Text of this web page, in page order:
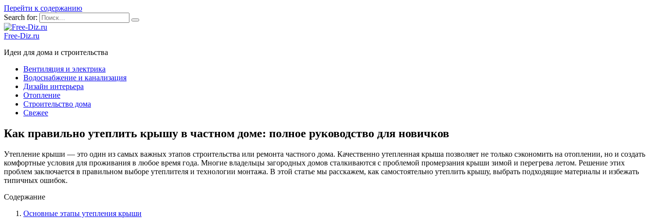
Перейти к содержанию
Search for:
Free-Diz.ru
Идеи для дома и строительства
Вентиляция и электрика
Водоснабжение и канализация
Дизайн интерьера
Отопление
Строительство дома
Свежее
Как правильно утеплить крышу в частном доме: полное руководство для новичков
Утепление крыши — это один из самых важных этапов строительства или ремонта частного дома. Качественно утепленная крыша позволяет не только сэкономить на отоплении, но и создать
комфортные условия для проживания в любое время года. Многие владельцы загородных домов сталкиваются с проблемой промерзания крыши зимой и перегрева летом. Решение этих
проблем заключается в правильном выборе утеплителя и технологии монтажа. В этой статье мы расскажем, как самостоятельно утеплить крышу, выбрать подходящие материалы и избежать
типичных ошибок.
Содержание
Основные этапы утепления крыши